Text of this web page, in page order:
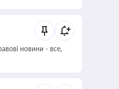
новини - все,